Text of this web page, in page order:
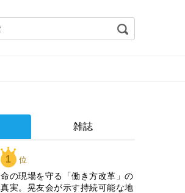
雑誌
1 位
​命の現場を守る「働き方改革」の
真実。晃友会が示す持続可能な地